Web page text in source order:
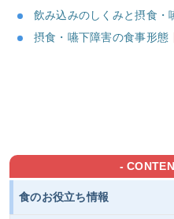
飲み込みのしくみと摂食・
摂食・嚥下障害の食事形態
-
食のお役立ち情報